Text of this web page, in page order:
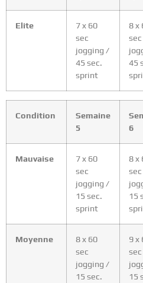
Elite
7 x 60
sec
jogging /
45 sec.
sprint
8 x
sec
45
Condition
Semaine
5
6
Mauvaise
7 x 60
sec
jogging /
15 sec.
sprint
8 x
sec
15
Moyenne
8 x 60
sec
jogging /
15 sec.
9 x
sec
15